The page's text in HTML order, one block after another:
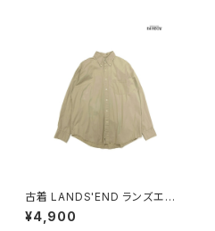
古着 LANDS'END ランズエン
ド 前開き 無地 コットン100％
長袖 シャツ ベージュ (ttu2509
¥4,900